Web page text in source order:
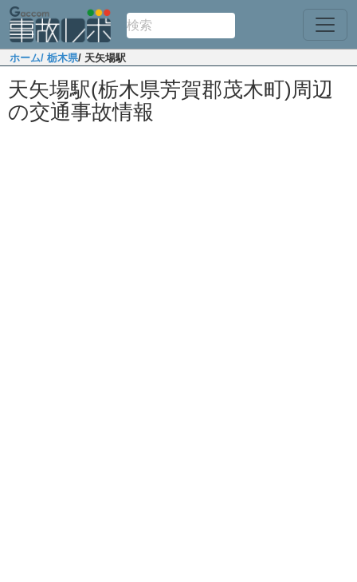
ホーム/ 栃木県/ 天矢場駅
天矢場駅(栃木県芳賀郡茂木町)周辺
の交通事故情報